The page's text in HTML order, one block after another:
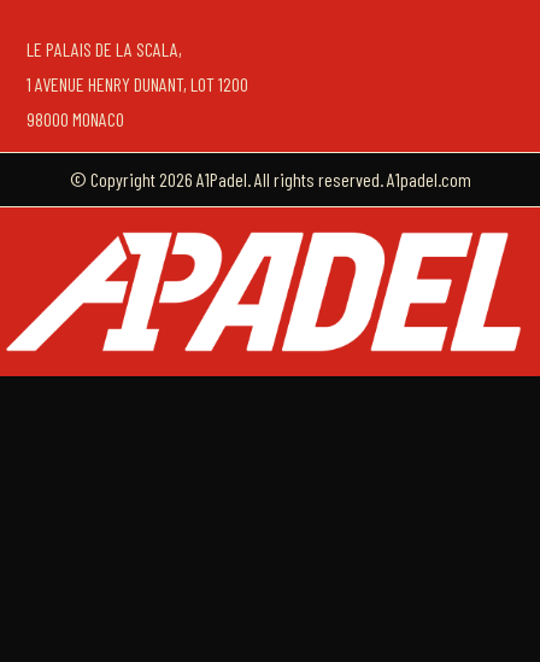
LE PALAIS DE LA SCALA,
1 AVENUE HENRY DUNANT, LOT 1200
98000 MONACO
© Copyright 2026 A1Padel. All rights reserved. A1padel.com